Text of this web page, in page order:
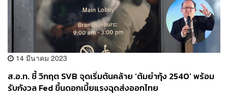
14 มีนาคม 2023
ส.อ.ท. ชี้ วิกฤต SVB จุดเริ่มต้นคล้าย ‘ต้มยำกุ้ง 2540’ พร้อม
รับกังวล Fed ขึ้นดอกเบี้ยแรงฉุดส่งออกไทย